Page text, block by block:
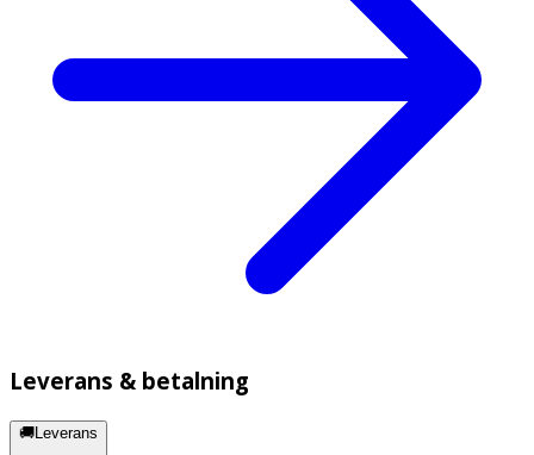
Leverans & betalning
🚚Leverans